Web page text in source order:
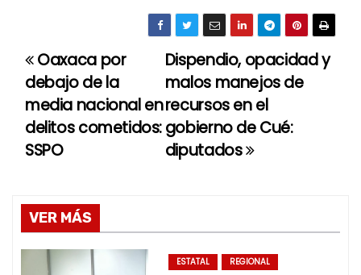
N
a
v
g
a
Dispendio, opacidad y
malos manejos de
recursos en el
gobierno de Cué:
diputados
Oaxaca por
debajo de la
media nacional en
delitos cometidos:
SSPO
VER MÁS
ESTATAL REGIONAL